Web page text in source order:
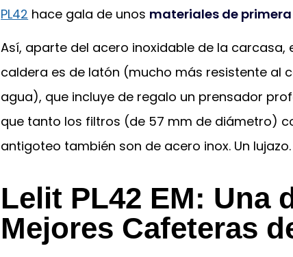
PL42 hace gala de unos materiales de
Así, aparte del acero inoxidable de la carcasa,
caldera es de latón (mucho más resistente al
agua), que incluye de regalo un prensador
que tanto los filtros (de 57 mm de diámetro)
antigoteo también son de acero inox. Un lujazo.
Lelit PL42 EM: Una
Mejores Cafeteras